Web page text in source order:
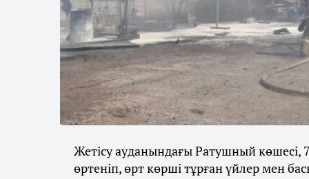
Жетісу ауданындағы Ратушный
өртеніп, өрт көрші тұрған үйлер мен